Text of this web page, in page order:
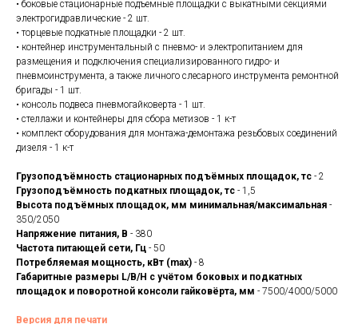
• боковые стационарные подъемные площадки с выкатными секциями
электрогидравлические - 2 шт.
• торцевые подкатные площадки - 2 шт.
• контейнер инструментальный с пневмо- и электропитанием для
размещения и подключения специализированного гидро- и
пневмоинструмента, а также личного слесарного инструмента ремонтной
бригады - 1 шт.
• консоль подвеса пневмогайковерта - 1 шт.
• стеллажи и контейнеры для сбора метизов - 1 к-т
• комплект оборудования для монтажа-демонтажа резьбовых соединений
дизеля - 1 к-т
Грузоподъёмность стационарных подъёмных площадок, тс - 2
Грузоподъёмность подкатных площадок, тс - 1,5
Высота подъёмных площадок, мм минимальная/максимальная -
350/2050
Напряжение питания, В - 380
Частота питающей сети, Гц - 50
Потребляемая мощность, кВт (max) - 8
Габаритные размеры L/B/H с учётом боковых и подкатных
площадок и поворотной консоли гайковёрта, мм - 7500/4000/5000
Версия для печати